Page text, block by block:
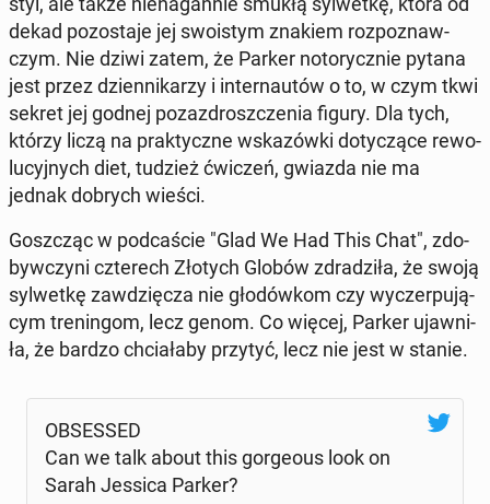
dekad po­zo­sta­je jej swo­istym znakiem roz­po­znaw­
czym. Nie dziwi zatem, że Parker no­to­rycz­nie pytana
jest przez dzien­ni­ka­rzy i in­ter­nau­tów o to, w czym tkwi
sekret jej godnej po­zaz­drosz­cze­nia figury. Dla tych,
którzy liczą na prak­tycz­ne wska­zów­ki do­ty­czą­ce re­wo­
lu­cyj­nych diet, tudzież ćwiczeń, gwiazda nie ma
jednak dobrych wieści.
Gosz­cząc w pod­ca­ście "Glad We Had This Chat", zdo­
byw­czy­ni czte­rech Złotych Globów zdra­dzi­ła, że swoją
syl­wet­kę za­wdzię­cza nie gło­dów­kom czy wy­czer­pu­ją­
cym tre­nin­gom, lecz genom. Co więcej, Parker ujaw­ni­
ła, że bardzo chcia­ła­by przytyć, lecz nie jest w stanie.
OB­SES­SED
Can we talk about this gor­ge­ous look on
Sarah Jessica Parker?